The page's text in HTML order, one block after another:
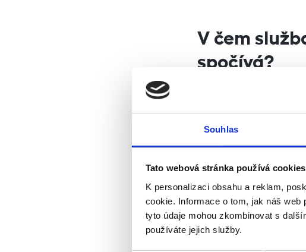
Souhlas
Tato webová stránka používá cookies
K personalizaci obsahu a reklam,
cookie. Informace o tom, jak náš
tyto údaje mohou zkombinovat s
používáte jejich služby.
V čem
spočívá?
Estates za předem
garantuje pravidelný
zrovna obsazená.
upomínky a nájemné,
samozřejmostí je
zejména pro ty, kteří
přitom se o nic